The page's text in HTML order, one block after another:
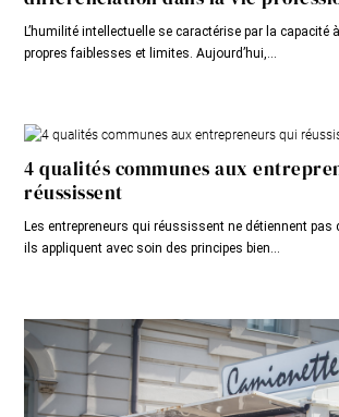
L’humilité intellectuelle se caractérise par la capacité
propres faiblesses et limites. Aujourd’hui,...
4 qualités communes aux
réussissent
Les entrepreneurs qui réussissent ne détiennent pas
ils appliquent avec soin des principes bien...